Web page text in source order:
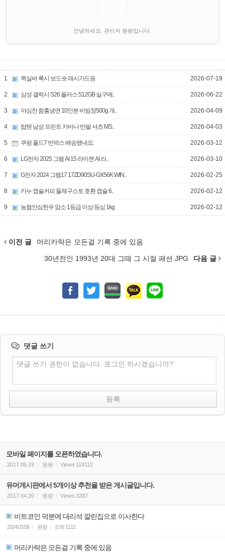
안녕하세요. 관리자 원팡입니다.
1 퀵실버 록시 보드숏 래시가드등 2026-07-19
2 삼성 갤럭시 S26 플러스 512GB 실구매.. 2026-06-22
3 야심찬 함흥냉면 10인분 비빔장500g 개.. 2026-04-09
4 탑텐 남성 프린트 카바나 반팔 셔츠 MS.. 2026-04-03
5 쿠팡 폴드7 빈박스 배송됐네요. 2026-03-12
6 LG전자 2025 그램 AI 15 라이젠 AI 라.. 2026-03-10
7 G전자 2024 그램17 17ZD90SU-GX56K WIN.. 2026-02-25
8 카누 캡슐커피 돌체구스토 호환 캡슐 6.. 2026-02-12
9 농협안심한우 암소 1등급 이상 등심 1kg 2026-02-12
이전 글 머리카락은 모든걸 기록 중에 있음
30년전인 1993년 20대 그때 그 시절 패션.JPG 다음 글
댓글 쓰기
댓글 쓰기 권한이 없습니다. 로그인 하시겠습니까?
모바일 페이지를 오픈하였습니다.
2017.05.19 원팡 Views 118112
유머게시판에서 5개이상 추천을 받은 게시글입니다.
2017.04.20 원팡 Views 3287
비트코인 덕분에 대리석 깔린집으로 이사한다
2024.03.06 원팡 조회 1112
머리카락은 모든걸 기록 중에 있음